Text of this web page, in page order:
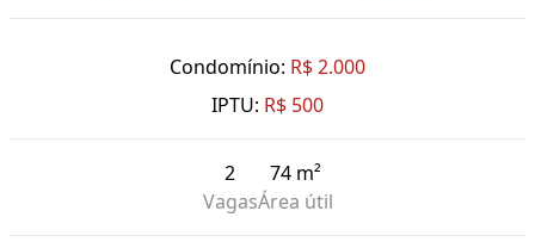
Condomínio: R$ 2.000
IPTU: R$ 500
2
Vagas
74 m²
Área útil